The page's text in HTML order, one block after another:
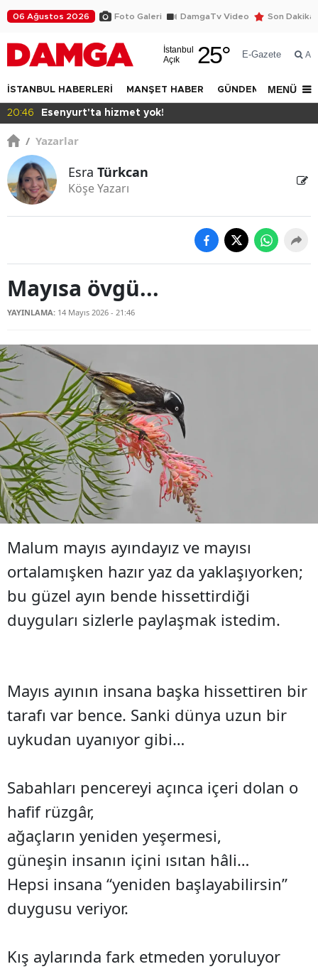
06 Ağustos 2026 Foto Galeri DamgaTv Video Son Dakika
İstanbul
Açık
25° E-Gazete Ara
İSTANBUL HABERLERİ MANŞET HABER GÜNDEM DÜNYA
MENÜ
17:28 Bilgi'den ayrıcalık
/ Yazarlar
Esra Türkcan
Köşe Yazarı
Mayısa övgü...
YAYINLAMA: 14 Mayıs 2026 - 21:46
Malum mayıs ayındayız ve mayısı
ortalamışken hazır yaz da yaklaşıyorken;
bu güzel ayın bende hissettirdiği
duyguları sizlerle paylaşmak istedim.
Mayıs ayının insana başka hissettiren bir
tarafı var bence. Sanki dünya uzun bir
uykudan uyanıyor gibi…
Sabahları pencereyi açınca içeri dolan o
hafif rüzgâr,
ağaçların yeniden yeşermesi,
güneşin insanın içini ısıtan hâli…
Hepsi insana “yeniden başlayabilirsin”
duygusu veriyor.
Kış aylarında fark etmeden yoruluyor